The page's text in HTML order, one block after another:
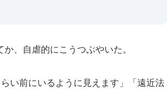
、自虐的にこうつぶやいた。
い前にいるように見えます」「遠近法